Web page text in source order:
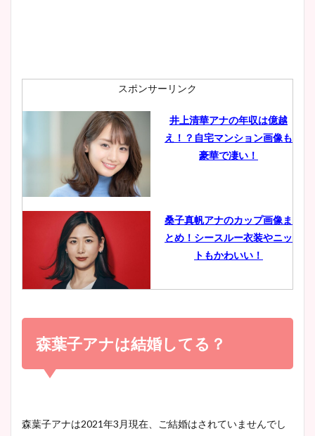
肉も凄い！
鈴木唯の太ってた時の体重が
ヤバすぎww原因や痩せたダ
豊島実季アナのカップ画像ま
とめ！美脚や水着姿に年齢も
宇賀神メグアナのニット画像
スポンサーリンク
井上清華アナの年収は億越
え！？自宅マンション画像も
豪華で凄い！
桑子真帆アナのカップ画像ま
とめ！シースルー衣装やニッ
トもかわいい！
小室瑛莉子のカップ画像まと
め！足が美脚でニット衣装も
かわいい！
清水麻椰アナのかわいい画
森葉子アナは結婚してる？
森葉子アナは2021年3月現在、ご結婚はされていませんでし